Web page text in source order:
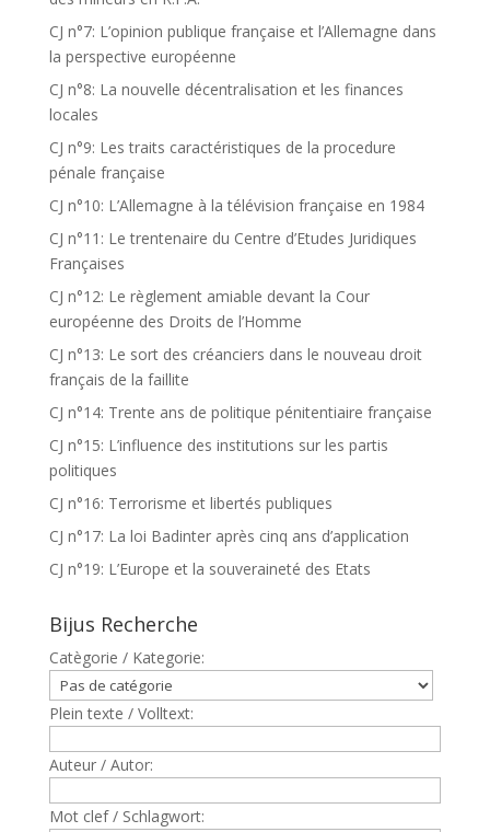
CJ n°7: L’opinion publique française et l’Allemagne dans
la perspective européenne
CJ n°8: La nouvelle décentralisation et les finances
locales
CJ n°9: Les traits caractéristiques de la procedure
pénale française
CJ n°10: L’Allemagne à la télévision française en 1984
CJ n°11: Le trentenaire du Centre d’Etudes Juridiques
Françaises
CJ n°12: Le règlement amiable devant la Cour
européenne des Droits de l’Homme
CJ n°13: Le sort des créanciers dans le nouveau droit
français de la faillite
CJ n°14: Trente ans de politique pénitentiaire française
CJ n°15: L’influence des institutions sur les partis
politiques
CJ n°16: Terrorisme et libertés publiques
CJ n°17: La loi Badinter après cinq ans d’application
CJ n°19: L’Europe et la souveraineté des Etats
Bijus Recherche
Catègorie / Kategorie:
Plein texte / Volltext:
Auteur / Autor:
Mot clef / Schlagwort: